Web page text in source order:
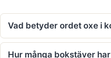
Vad betyder ordet oxe i
Hur många bokstäver